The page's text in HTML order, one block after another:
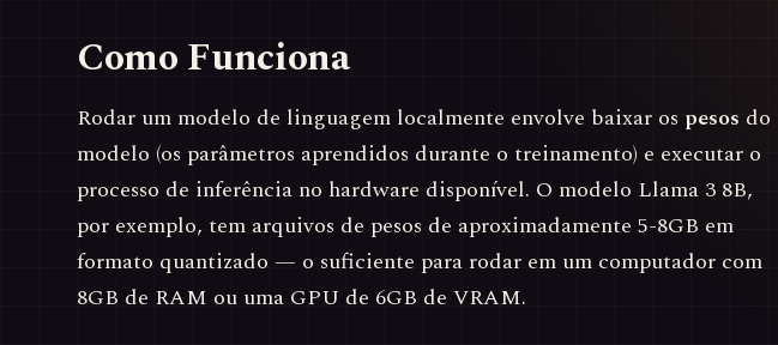
Como Funciona
Rodar um modelo de linguagem localmente envolve baixar os pesos do
modelo (os parâmetros aprendidos durante o treinamento) e executar o
processo de inferência no hardware disponível. O modelo Llama 3 8B,
por exemplo, tem arquivos de pesos de aproximadamente 5-8GB em
formato quantizado — o suficiente para rodar em um computador com
8GB de RAM ou uma GPU de 6GB de VRAM.